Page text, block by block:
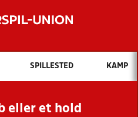
Hvad vil du søge efter?
INDHOLD OG NYHEDER
KLUBBER OG
SPILLESTED KAMP
eller et hold